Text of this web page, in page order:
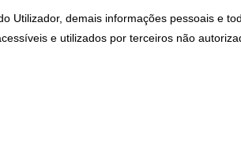
Utilizador, demais informações pessoais e
e utilizados por terceiros não